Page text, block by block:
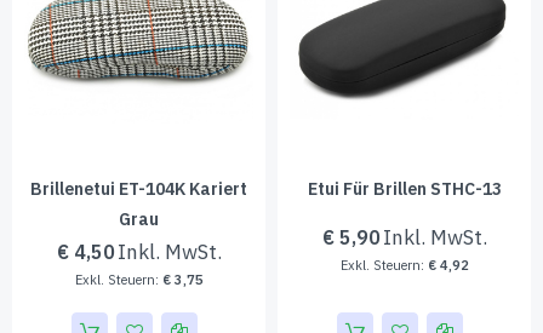
Brillenetui ET-104K Kariert
Grau
€ 4,50
€ 3,75
Etui Für Brillen STHC-13
€ 5,90
€ 4,92